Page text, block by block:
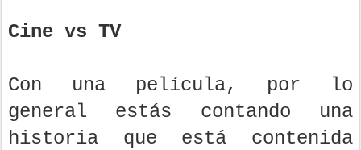
Cine vs TV
Con una película, por lo
general estás contando una
historia que está contenida